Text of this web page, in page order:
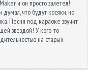
и он просто залетел!
думал, что будут косяки, но
Песня под караоке звучит
звездой! У кого-то
на старых